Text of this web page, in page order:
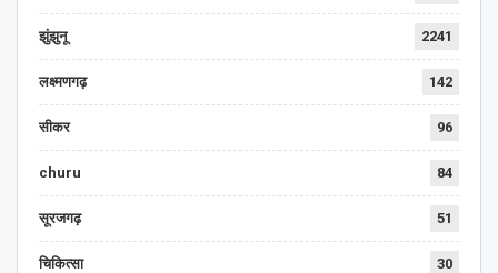
झुंझुनू 2241
लक्ष्मणगढ़ 142
सीकर 96
churu 84
सूरजगढ़ 51
चिकित्सा 30